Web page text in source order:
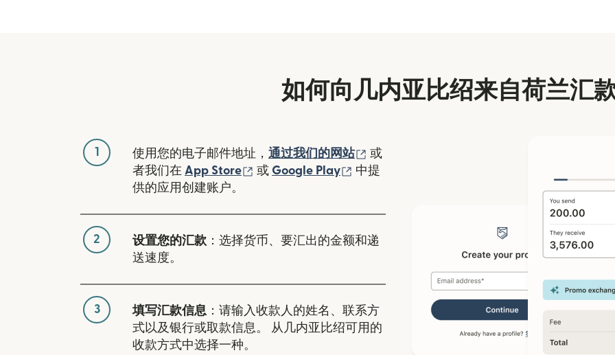
如何向几内亚比绍来自荷兰汇
使用您的电子邮件地址， 通过我们的网站 （在新窗口中打开）
或
者我们在 App Store （在新窗口中打开）
或 Google Play （在新窗口中打开）
中提
供的应用创建账户。
2 设置您的汇款 ：选择货币、要汇出的金额和递
送速度。
3 填写汇款信息 ：请输入收款人的姓名、联系方
式以及银行或取款信息。 从几内亚比绍可用的
收款方式中选择一种。